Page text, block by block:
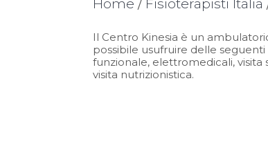
Home / Fisioterapisti Italia
Il Centro Kinesia è un
possibile usufruire delle
funzionale, elettromedicali, visita
visita nutrizionistica.